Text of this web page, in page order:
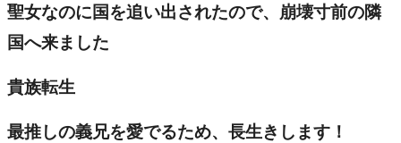
聖女なのに国を追い出されたので、崩壊寸前の隣
国へ来ました
貴族転生
最推しの義兄を愛でるため、長生きします！